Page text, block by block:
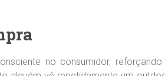
no consumidor,